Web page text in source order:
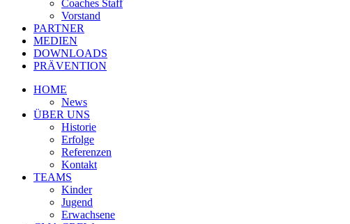
Coaches Staff
Vorstand
PARTNER
MEDIEN
DOWNLOADS
PRÄVENTION
HOME
News
ÜBER UNS
Historie
Erfolge
Referenzen
Kontakt
TEAMS
Kinder
Jugend
Erwachsene